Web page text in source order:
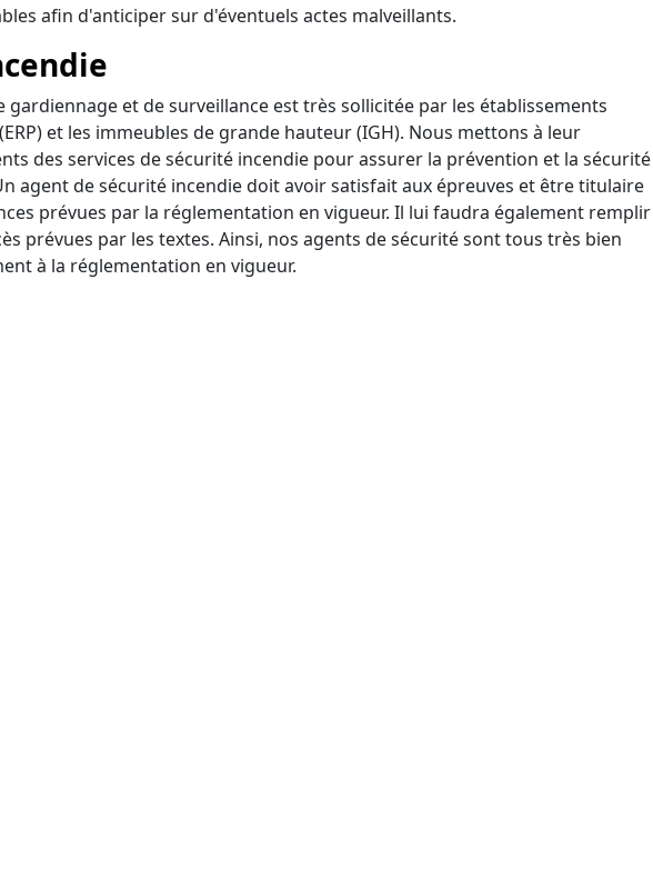
afin d'anticiper sur d'éventuels actes malveillants.
et de surveillance est très sollicitée par les établissements
et les immeubles de grande hauteur (IGH). Nous mettons à leur
des services de sécurité incendie pour assurer la prévention et la sécurité
agent de sécurité incendie doit avoir satisfait aux épreuves et être titulaire
prévues par la réglementation en vigueur. Il lui faudra également remplir
prévues par les textes. Ainsi, nos agents de sécurité sont tous très bien
à la réglementation en vigueur.